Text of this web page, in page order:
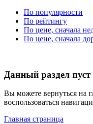
По популярности
По рейтингу
По цене, сначала
По цене, сначала
Данный раздел пуст
Вы можете вернуться на
воспользоваться
Главная страница